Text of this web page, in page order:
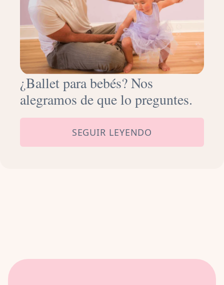
¿Ballet para bebés? Nos
alegramos de que lo preguntes.
SEGUIR LEYENDO